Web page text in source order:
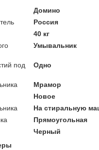
Домино
Россия
40 кг
Умывальник
под
Одно
Мрамор
Новое
На стиральную
Прямоугольная
Черный